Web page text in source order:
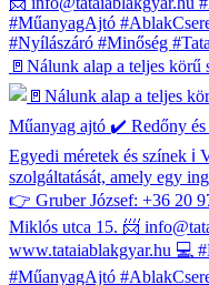
🚪Nálunk alap a teljes